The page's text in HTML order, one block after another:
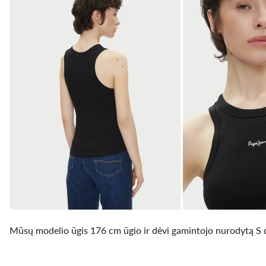
Mūsų modelio ūgis 176 cm ūgio ir dėvi gamintojo nurodytą S